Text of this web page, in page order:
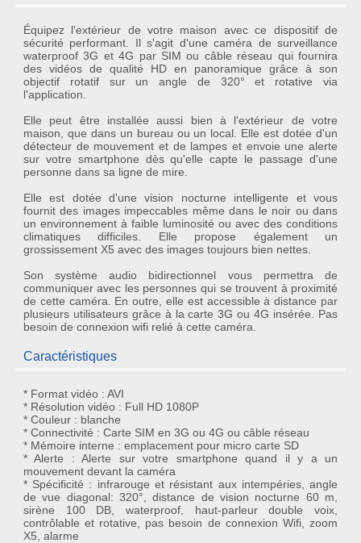
Équipez l'extérieur de votre maison avec ce dispositif de
sécurité performant. Il s'agit d'une caméra de surveillance
waterproof 3G et 4G par SIM ou câble réseau qui fournira
des vidéos de qualité HD en panoramique grâce à son
objectif rotatif sur un angle de 320° et rotative via
l'application.
Elle peut être installée aussi bien à l'extérieur de votre
maison, que dans un bureau ou un local. Elle est dotée d'un
détecteur de mouvement et de lampes et envoie une alerte
sur votre smartphone dès qu'elle capte le passage d'une
personne dans sa ligne de mire.
Elle est dotée d'une vision nocturne intelligente et vous
fournit des images impeccables même dans le noir ou dans
un environnement à faible luminosité ou avec des conditions
climatiques difficiles. Elle propose également un
grossissement X5 avec des images toujours bien nettes.
Son système audio bidirectionnel vous permettra de
communiquer avec les personnes qui se trouvent à proximité
de cette caméra. En outre, elle est accessible à distance par
plusieurs utilisateurs grâce à la carte 3G ou 4G insérée. Pas
besoin de connexion wifi relié à cette caméra.
Caractéristiques
* Format vidéo : AVI
* Résolution vidéo : Full HD 1080P
* Couleur : blanche
* Connectivité : Carte SIM en 3G ou 4G ou câble réseau
* Mémoire interne : emplacement pour micro carte SD
* Alerte : Alerte sur votre smartphone quand il y a un
mouvement devant la caméra
* Spécificité : infrarouge et résistant aux intempéries, angle
de vue diagonal: 320°, distance de vision nocturne 60 m,
sirène 100 DB, waterproof, haut-parleur double voix,
contrôlable et rotative, pas besoin de connexion Wifi, zoom
X5, alarme